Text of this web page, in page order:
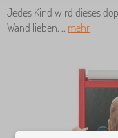
Jedes Kind wird dieses
Wand lieben. .. mehr